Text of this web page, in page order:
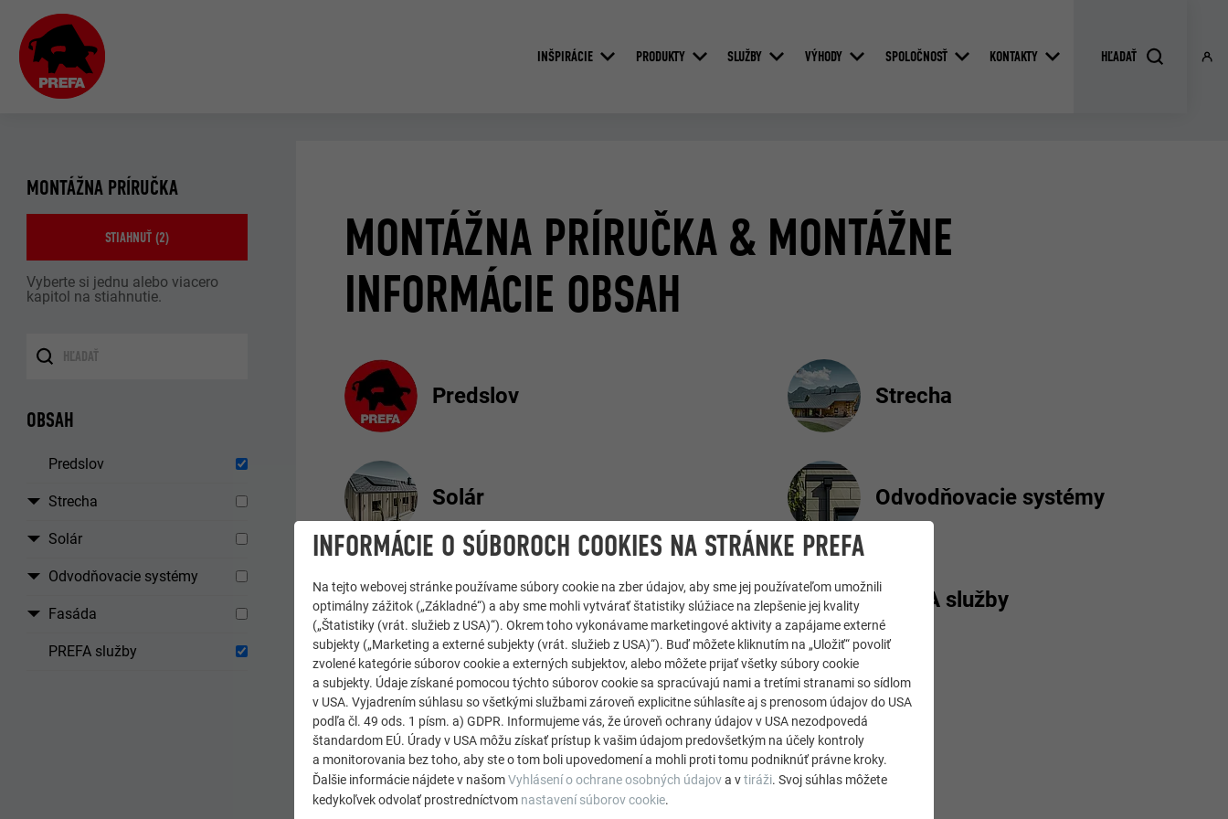
INŠPIRÁCIE PRODUKTY SLUŽBY VÝHODY SPOLOČNOSŤ KONTAKTY
MONTÁŽNA PRÍRUČKA
STIAHNUŤ (2)
Vyberte si jednu alebo viacero
kapitol na stiahnutie.
OBSAH
Predslov
Strecha
Solár
Odvodňovacie systémy
Fasáda
PREFA služby
MONTÁŽNA PRÍRUČKA & MONTÁŽNE
INFORMÁCIE OBSAH
Predslov Strecha
Solár Odvodňovacie systémy
Fasáda PREFA služby
STRUČNÉ VYSVETLENIE DIGITÁLNYCH MONTÁŽNYCH PRÍRUČIEK
INFORMÁCIE O SÚBOROCH COOKIES NA STRÁNKE PREFA
Na tejto webovej stránke používame súbory cookie na zber údajov, aby sme jej používateľom umožnili
optimálny zážitok („Základné“) a aby sme mohli vytvárať štatistiky slúžiace na zlepšenie jej kvality
(„Štatistiky (vrát. služieb z USA)“). Okrem toho vykonávame marketingové aktivity a zapájame externé
subjekty („Marketing a externé subjekty (vrát. služieb z USA)“). Buď môžete kliknutím na „Uložiť“ povoliť
zvolené kategórie súborov cookie a externých subjektov, alebo môžete prijať všetky súbory cookie
a subjekty. Údaje získané pomocou týchto súborov cookie sa spracúvajú nami a tretími stranami so sídlom
v USA. Vyjadrením súhlasu so všetkými službami zároveň explicitne súhlasíte aj s prenosom údajov do USA
podľa čl. 49 ods. 1 písm. a) GDPR. Informujeme vás, že úroveň ochrany údajov v USA nezodpovedá
štandardom EÚ. Úrady v USA môžu získať prístup k vašim údajom predovšetkým na účely kontroly
a monitorovania bez toho, aby ste o tom boli upovedomení a mohli proti tomu podniknúť právne kroky.
Ďalšie informácie nájdete v našomVyhlásení o ochrane osobných údajova vtiráži. Svoj súhlas môžete
kedykoľvek odvolať prostredníctvom nastavení súborov cookie.